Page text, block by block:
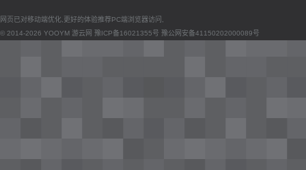
网页已对移动端优化,更好的体验推荐PC端浏览器访问,
© 2014-2026 YOOYM 游云网 豫ICP备16021355号 豫公网安备41150202000089号